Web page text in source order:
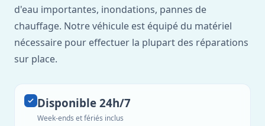
d'eau importantes, inondations, pannes de
chauffage. Notre véhicule est équipé du matériel
nécessaire pour effectuer la plupart des réparations
sur place.
Disponible 24h/7
Week-ends et fériés inclus